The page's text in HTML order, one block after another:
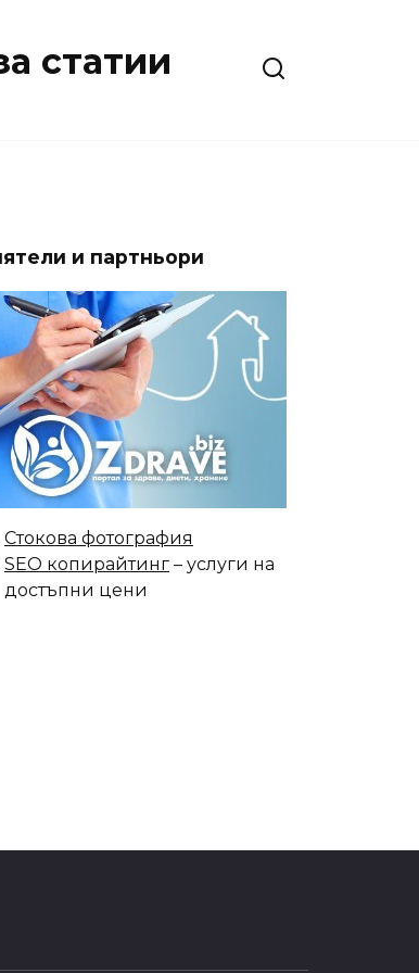
статии
и партньори
Стокова фотография
SEO копирайтинг – услуги на
достъпни цени